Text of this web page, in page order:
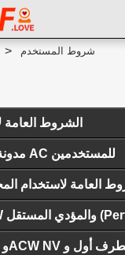
شروط المستخدم
الشروط العامة
مدونة سلوك مجموعة AC للمستخدمين
العامة لاستخدام